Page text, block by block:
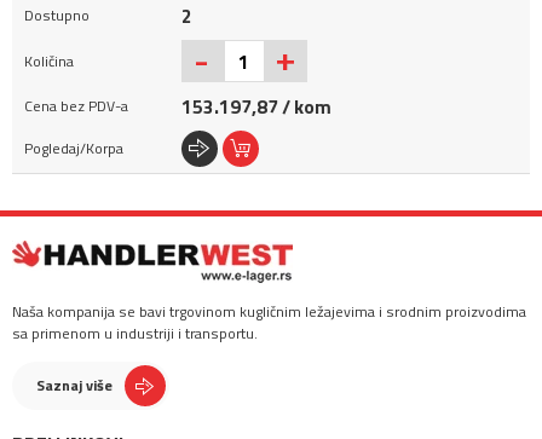
2
- +
153.197,87 / kom
Naša kompanija se bavi trgovinom kugličnim ležajevima i srodnim proizvodima
sa primenom u industriji i transportu.
Saznaj više